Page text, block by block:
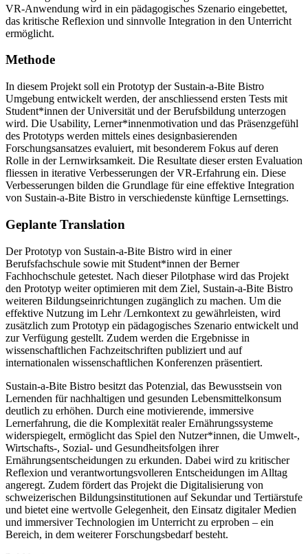
VR-Anwendung wird in ein pädagogisches Szenario eingebettet,
das kritische Reflexion und sinnvolle Integration in den Unterricht
ermöglicht.
Methode
In diesem Projekt soll ein Prototyp der Sustain-a-Bite Bistro
Umgebung entwickelt werden, der anschliessend ersten Tests mit
Student*innen der Universität und der Berufsbildung unterzogen
wird. Die Usability, Lerner*innenmotivation und das Präsenzgefühl
des Prototyps werden mittels eines designbasierenden
Forschungsansatzes evaluiert, mit besonderem Fokus auf deren
Rolle in der Lernwirksamkeit. Die Resultate dieser ersten Evaluation
fliessen in iterative Verbesserungen der VR-Erfahrung ein. Diese
Verbesserungen bilden die Grundlage für eine effektive Integration
von Sustain-a-Bite Bistro in verschiedenste künftige Lernsettings.
Geplante Translation
Der Prototyp von Sustain-a-Bite Bistro wird in einer
Berufsfachschule sowie mit Student*innen der Berner
Fachhochschule getestet. Nach dieser Pilotphase wird das Projekt
den Prototyp weiter optimieren mit dem Ziel, Sustain-a-Bite Bistro
weiteren Bildungseinrichtungen zugänglich zu machen. Um die
effektive Nutzung im Lehr /Lernkontext zu gewährleisten, wird
zusätzlich zum Prototyp ein pädagogisches Szenario entwickelt und
zur Verfügung gestellt. Zudem werden die Ergebnisse in
wissenschaftlichen Fachzeitschriften publiziert und auf
internationalen wissenschaftlichen Konferenzen präsentiert.
Sustain-a-Bite Bistro besitzt das Potenzial, das Bewusstsein von
Lernenden für nachhaltigen und gesunden Lebensmittelkonsum
deutlich zu erhöhen. Durch eine motivierende, immersive
Lernerfahrung, die die Komplexität realer Ernährungssysteme
widerspiegelt, ermöglicht das Spiel den Nutzer*innen, die Umwelt-,
Wirtschafts-, Sozial- und Gesundheitsfolgen ihrer
Ernährungsentscheidungen zu erkunden. Dabei wird zu kritischer
Reflexion und verantwortungsvolleren Entscheidungen im Alltag
angeregt. Zudem fördert das Projekt die Digitalisierung von
schweizerischen Bildungsinstitutionen auf Sekundar und Tertiärstufe
und bietet eine wertvolle Gelegenheit, den Einsatz digitaler Medien
und immersiver Technologien im Unterricht zu erproben – ein
Bereich, in dem weiterer Forschungsbedarf besteht.